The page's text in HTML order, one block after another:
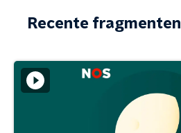
Recente fragmenten